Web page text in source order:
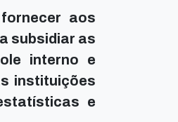
aos
subsidiar as
interno e
instituições
e